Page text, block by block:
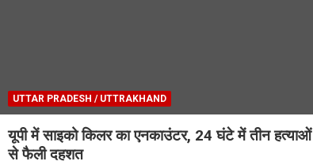
UTTAR PRADESH / UTTRAKHAND
यूपी में साइको किलर का एनकाउंटर, 24 घंटे में तीन हत्याओं
से फैली दहशत